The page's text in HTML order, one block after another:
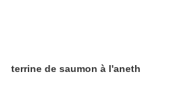
terrine de saumon à l'aneth